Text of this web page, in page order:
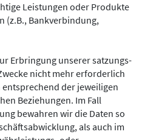
Leistungen oder Produkte
(z.B., Bankverbindung,
Erbringung unserer satzungs-
nicht mehr erforderlich
der jeweiligen
Beziehungen. Im Fall
bewahren wir die Daten so
als auch im